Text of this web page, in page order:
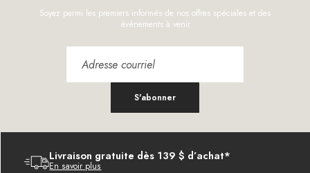
Soyez parmi les premiers informés de nos offres spéciales et des
évènements à venir
S'abonner
Livraison gratuite dès 139 $ d’achat*
En savoir plus